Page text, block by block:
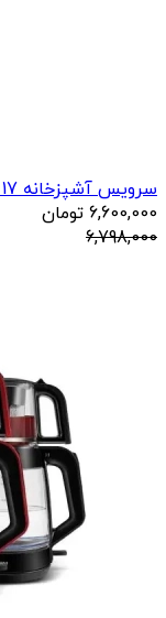
سرویس آشپزخانه 17 پارچه...
6,600,000 تومان
6,798,000